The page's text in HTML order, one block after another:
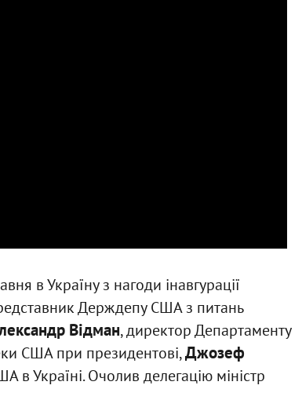
в Україну з нагоди інавгурації
Держдепу США з питань
Відман, директор Департаменту
США при президентові,Джозеф
в Україні. Очолив делегацію міністр